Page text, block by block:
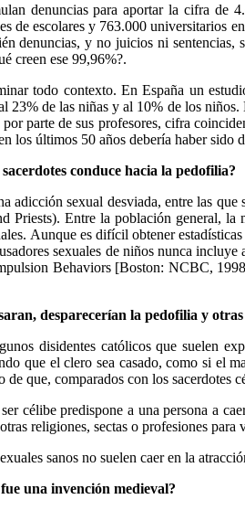
denuncias para aportar la cifra de
de escolares y 763.000 universitarios
denuncias, y no juicios ni sentencias,
creen ese 99,96%?.
todo contexto. En España un
23% de las niñas y al 10% de los
parte de sus profesores, cifra
los últimos 50 años debería haber
conduce hacia la pedofilia?
adicción sexual desviada, entre las
Priests). Entre la población general, la
Aunque es difícil obtener
sexuales de niños nunca
Behaviors [Boston: NCBC,
desparecerían la pedofilia y
disidentes católicos que suelen
que el clero sea casado, como si el
de que, comparados con los
célibe predispone a una persona a
religiones, sectas o profesiones para
sanos no suelen caer en la
una invención medieval?